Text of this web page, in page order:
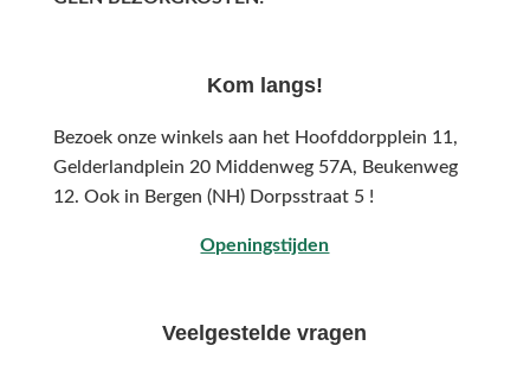
Kom langs!
Bezoek onze winkels aan het Hoofddorpplein 11,
Gelderlandplein 20 Middenweg 57A, Beukenweg
12. Ook in Bergen (NH) Dorpsstraat 5 !
Openingstijden
Veelgestelde vragen